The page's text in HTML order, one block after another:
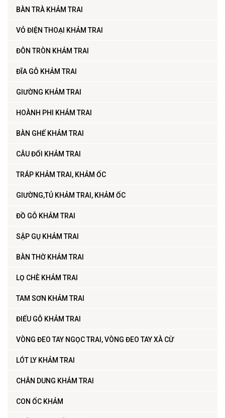
BÀN TRÀ KHẢM TRAI
VỎ ĐIỆN THOẠI KHẢM TRAI
ĐÔN TRÒN KHẢM TRAI
ĐĨA GỖ KHẢM TRAI
GIƯỜNG KHẢM TRAI
HOÀNH PHI KHẢM TRAI
BÀN GHẾ KHẢM TRAI
CÂU ĐỐI KHẢM TRAI
TRÁP KHẢM TRAI, KHẢM ỐC
GIƯỜNG,TỦ KHẢM TRAI, KHẢM ỐC
ĐỒ GỖ KHẢM TRAI
SẬP GỤ KHẢM TRAI
BÀN THỜ KHẢM TRAI
LỌ CHÈ KHẢM TRAI
TAM SƠN KHẢM TRAI
ĐIẾU GỖ KHẢM TRAI
VÒNG ĐEO TAY NGỌC TRAI, VÒNG ĐEO TAY XÀ CỪ
LÓT LY KHẢM TRAI
CHÂN DUNG KHẢM TRAI
CON ỐC KHẢM